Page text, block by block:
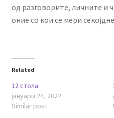
од разговорите, личните и
оние со кои се мери
Related
12 стола
јануари 24, 2022
Similar post